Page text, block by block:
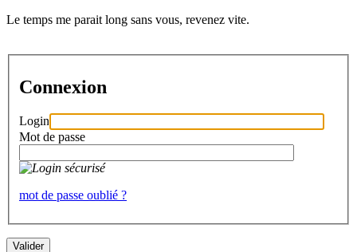
Le temps me parait long sans vous, revenez vite.
Connexion
Login
Mot de passe
mot de passe oublié ?